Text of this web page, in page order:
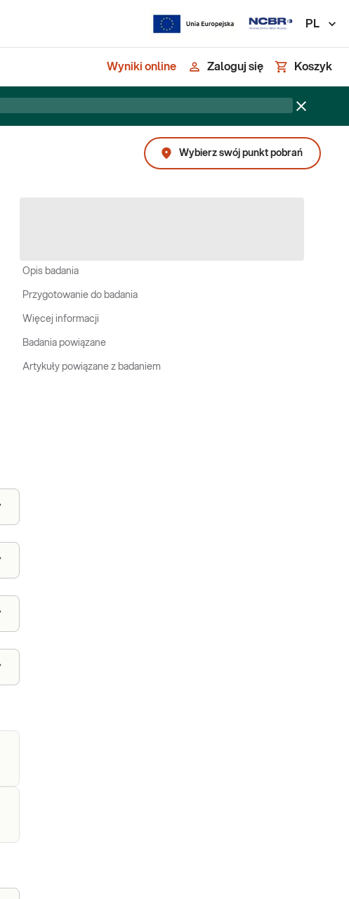
PL
Wyniki online Zaloguj się Koszyk
Wybierz swój punkt pobrań
Opis badania
Przygotowanie do badania
Więcej informacji
Badania powiązane
Artykuły powiązane z badaniem